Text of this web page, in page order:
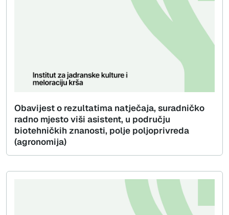
Obavijest o rezultatima natječaja, suradničko
radno mjesto viši asistent, u području
biotehničkih znanosti, polje poljoprivreda
(agronomija)